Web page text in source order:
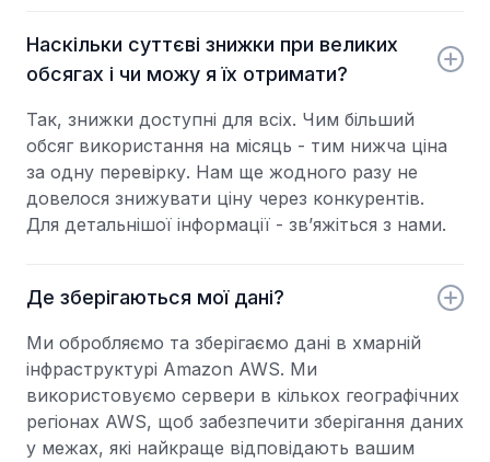
Наскільки суттєві знижки при великих
обсягах і чи можу я їх отримати?
Так, знижки доступні для всіх. Чим більший
обсяг використання на місяць - тим нижча ціна
за одну перевірку. Нам ще жодного разу не
довелося знижувати ціну через конкурентів.
Для детальнішої інформації - зв’яжіться з нами.
Де зберігаються мої дані?
Ми обробляємо та зберігаємо дані в хмарній
інфраструктурі Amazon AWS. Ми
використовуємо сервери в кількох географічних
регіонах AWS, щоб забезпечити зберігання даних
у межах, які найкраще відповідають вашим